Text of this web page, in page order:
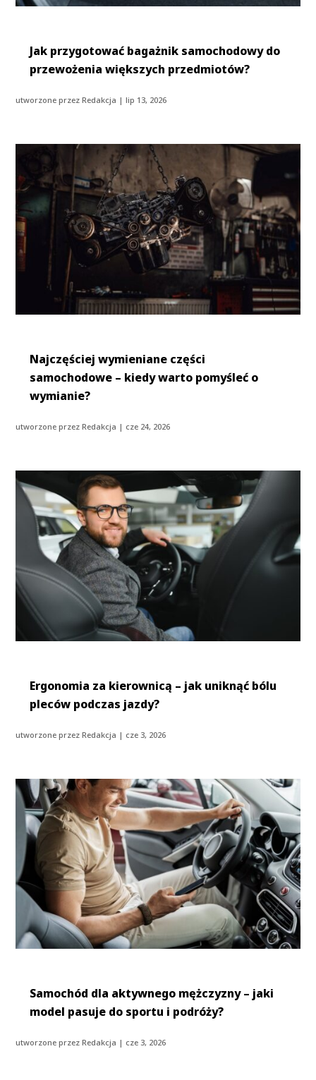
Jak przygotować bagażnik samochodowy do
przewożenia większych przedmiotów?
utworzone przezRedakcja |lip 13, 2026
Najczęściej wymieniane części
samochodowe – kiedy warto pomyśleć o
wymianie?
utworzone przezRedakcja | cze 24, 2026
Ergonomia za kierownicą – jak uniknąć bólu
pleców podczas jazdy?
utworzone przezRedakcja | cze 3, 2026
Samochód dla aktywnego mężczyzny – jaki
model pasuje do sportu i podróży?
utworzone przezRedakcja | cze 3, 2026